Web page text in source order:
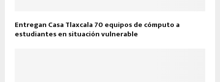
Entregan Casa Tlaxcala 70 equipos de cómputo a
estudiantes en situación vulnerable